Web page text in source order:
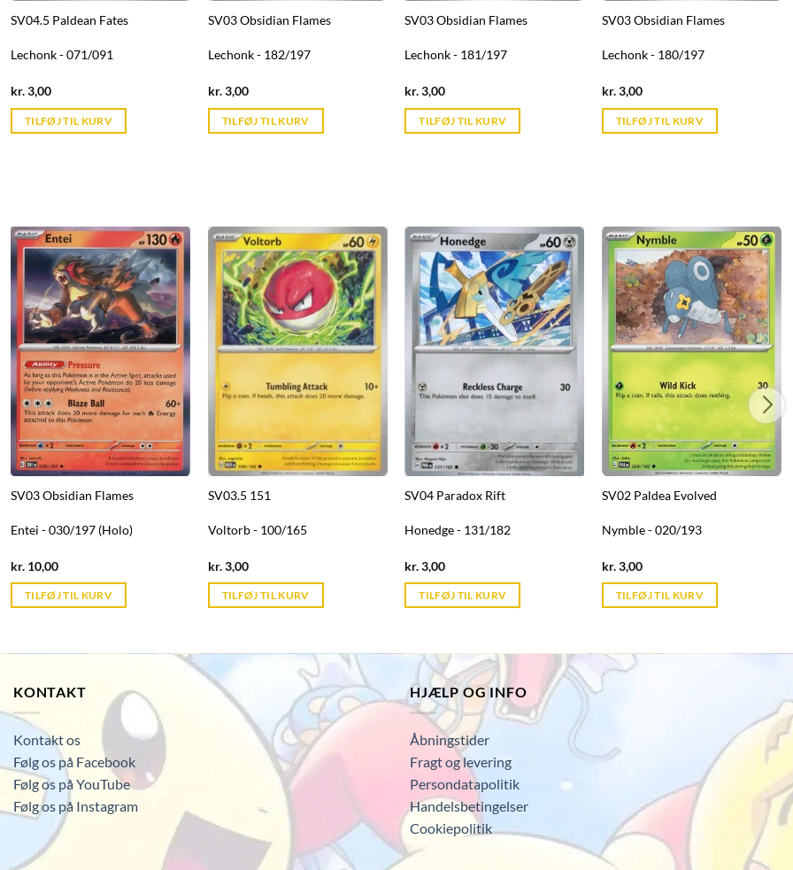
SV04.5 Paldean Fates
Lechonk - 071/091
kr.3,00Current
is:
kr. 39,95.
TILFØJ TIL KURV
SV03 Obsidian Flames
Lechonk - 182/197
kr.3,00Current
is:
kr. 39,95.
TILFØJ TIL KURV
SV03 Obsidian Flames
Lechonk - 181/197
kr.3,00Current
is:
kr. 39,95.
TILFØJ TIL KURV
SV03 Obsidian Flames
Lechonk - 180/197
kr.3,00Current
is:
kr. 39,95.
TILFØJ TIL KURV
SV03 Obsidian Flames
Entei - 030/197 (Holo)
kr. 10,00Current
is:
kr. 39,95.
TILFØJ TIL KURV
SV03.5 151
Voltorb - 100/165
kr.3,00Current
is:
kr. 39,95.
TILFØJ TIL KURV
SV04 Paradox Rift
Honedge - 131/182
kr.3,00Current
is:
kr. 39,95.
TILFØJ TIL KURV
SV02 Paldea Evolved
Nymble - 020/193
kr.3,00Current
is:
kr. 39,95.
TILFØJ TIL KURV
KONTAKT
Kontakt os
Følg os på Facebook
Følg os på YouTube
Følg os på Instagram
HJÆLP OG INFO
Åbningstider
Fragt og levering
Persondatapolitik
Handelsbetingelser
Cookiepolitik